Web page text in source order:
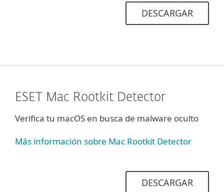
DESCARGAR
ESET Mac Rootkit Detector
Verifica tu macOS en busca de malware oculto
Más información sobre Mac Rootkit Detector
DESCARGAR